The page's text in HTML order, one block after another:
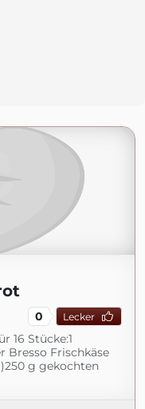
0 Lecker
16 Stücke:1
Bresso Frischkäse
g gekochten